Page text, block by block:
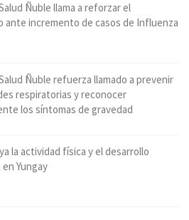
Ñuble llama a reforzar el
ante incremento de casos de Influenza
Ñuble refuerza llamado a prevenir
respiratorias y reconocer
los síntomas de gravedad
la actividad física y el desarrollo
Yungay